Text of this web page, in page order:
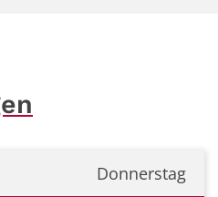
Donnerstag